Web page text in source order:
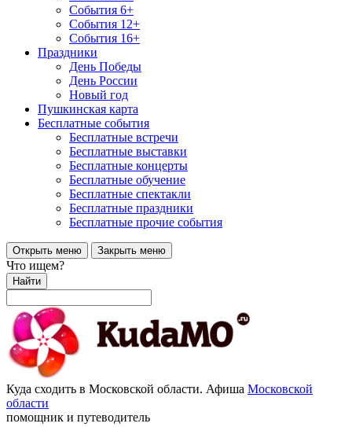
События 6+
События 12+
События 16+
Праздники
День Победы
День России
Новый год
Пушкинская карта
Бесплатные события
Бесплатные встречи
Бесплатные выставки
Бесплатные концерты
Бесплатные обучение
Бесплатные спектакли
Бесплатные праздники
Бесплатные прочие события
Открыть меню Закрыть меню
Что ищем?
Найти
Куда сходить в Московской области. Афиша Московской
области
помощник и путеводитель